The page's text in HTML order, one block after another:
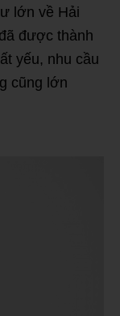
lớn về Hải
được thành
yếu, nhu cầu
cũng lớn